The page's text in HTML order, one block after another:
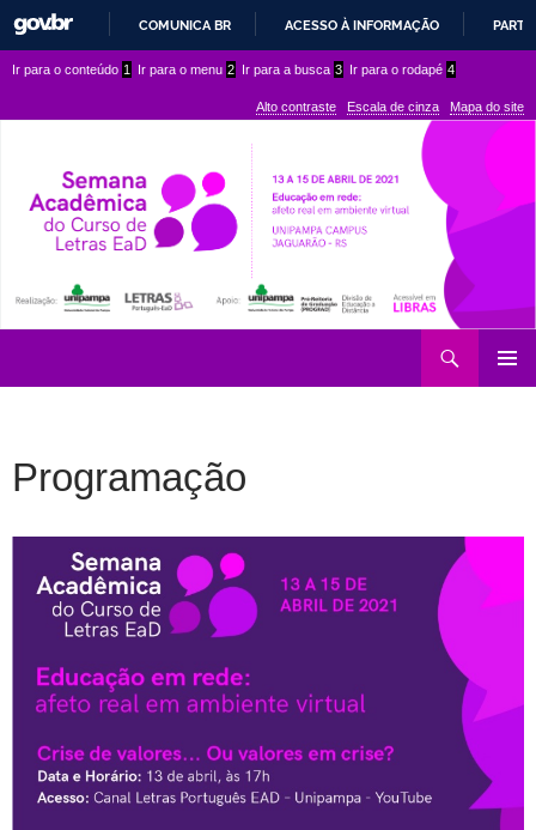
PARA
CONTEÚDO
COMUNICA BR ACESSO À INFORMAÇÃO
conteúdo
menu
Ir para o conteúdo 1 Ir para o menu 2 Ir para a busca 3 Ir para o rodapé 4
Alto contraste Escala de cinza Mapa do site
Programação